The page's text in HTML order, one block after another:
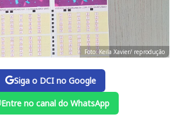
Foto: Keila Xavier/ reprodução
Siga o DCI no Google
Entre no canal do WhatsApp